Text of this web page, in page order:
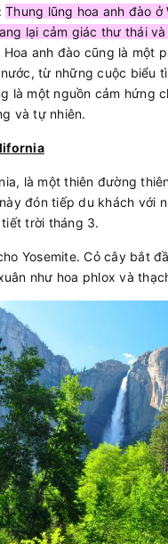
: Thung lũng hoa anh đào
lại cảm giác thư thái
Hoa anh đào cũng là một
từ những cuộc biểu
là một nguồn cảm hứng
và tự nhiên.
là một thiên đường
đón tiếp du khách với
trời tháng 3.
Yosemite. Cỏ cây bắt
như hoa phlox và